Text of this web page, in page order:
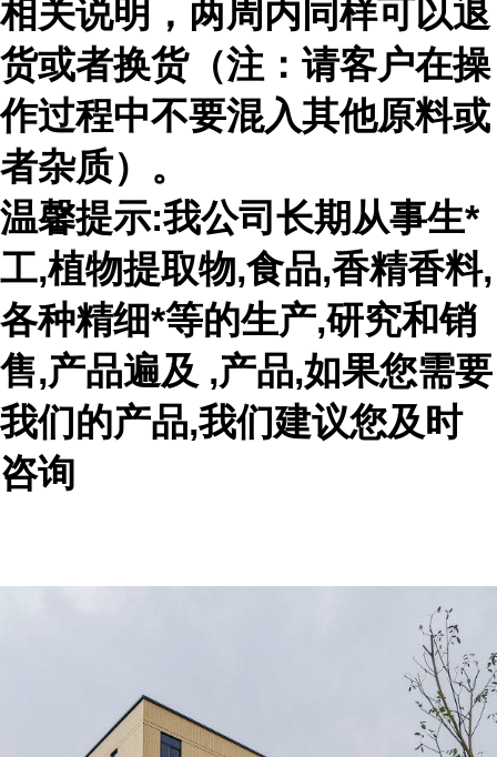
相关说明，两周内同样可以退
货或者换货（注：请客户在操
作过程中不要混入其他原料或
者杂质）。
温馨提示:我公司长期从事生*
工,植物提取物,食品,香精香料,
各种精细*等的生产,研究和销
售,产品遍及 ,产品,如果您需要
我们的产品,我们建议您及时
咨询